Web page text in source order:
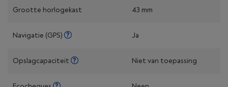
Grootte horlogekast 43 mm
Navigatie (GPS) Ja
Opslagcapaciteit Niet van toepassing